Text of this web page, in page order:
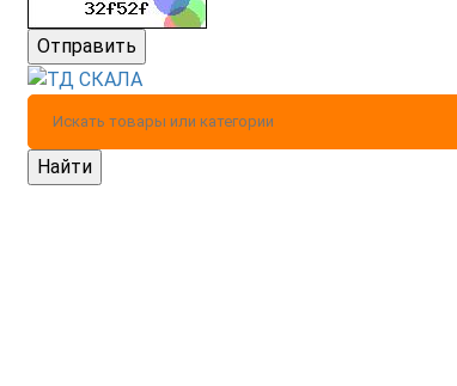
Отправить
Найти